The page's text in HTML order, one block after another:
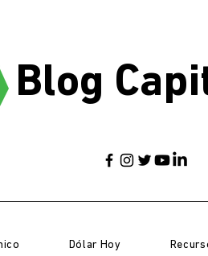
Blog
Dólar Hoy